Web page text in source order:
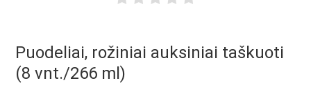
Puodeliai, rožiniai auksiniai taškuoti
(8 vnt./266 ml)